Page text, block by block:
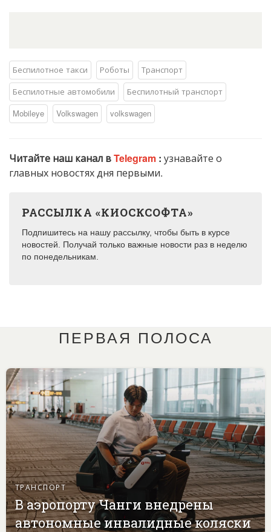
Беспилотное такси Роботы
Транспорт
Беспилотные автомобили
Беспилотный транспорт
Mobileye
Volkswagen ​volkswagen
Читайте наш канал вTelegram : узнавайте о
главных новостях дня первыми.
РАССЫЛКА «КИОСКСОФТА»
Подпишитесь на нашу рассылку, чтобы быть в курсе
новостей. Получай только важные новости раз в неделю
по понедельникам.
ПЕРВАЯ ПОЛОСА
ТРАНСПОРТ
В аэропорту Чанги внедрены
автономные инвалидные коляски